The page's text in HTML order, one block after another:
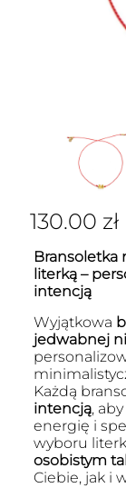
130.00 zł
Bransoletka
literką –
intencją
Wyjątkowa
jedwabnej
Każdą
intencją,
energię i
wyboru
osobistym
Ciebie, jak i